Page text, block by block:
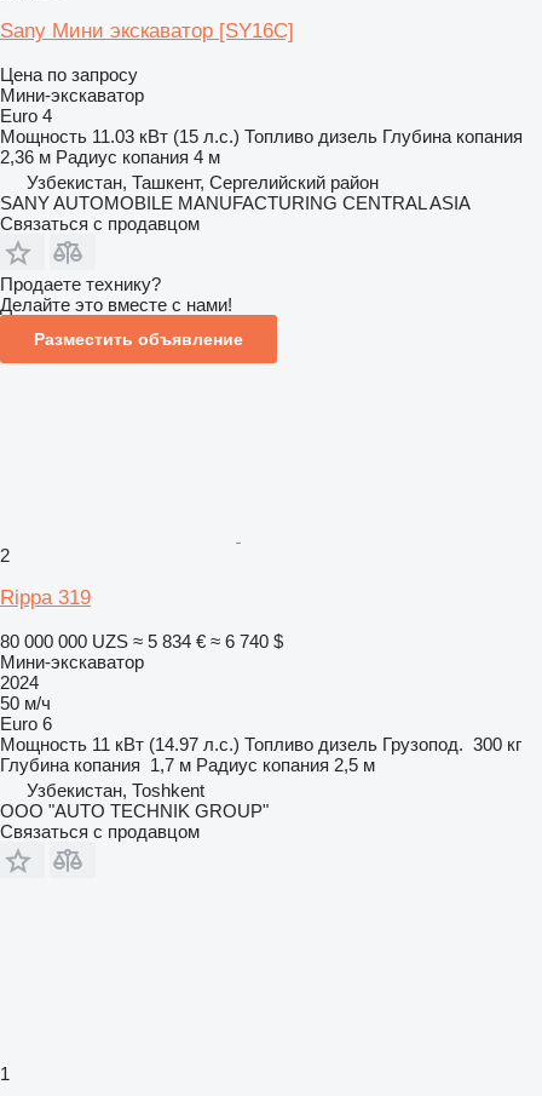
Sany Мини экскаватор [SY16C]
Цена по запросу
Мини-экскаватор
Euro 4
Мощность 11.03 кВт (15 л.с.) Топливо дизель Глубина копания
2,36 м Радиус копания 4 м
Узбекистан, Ташкент, Сергелийский район
SANY AUTOMOBILE MANUFACTURING CENTRAL ASIA
Связаться с продавцом
Продаете технику?
Делайте это вместе с нами!
Разместить объявление
2
Rippa 319
80 000 000 UZS ≈ 5 834 € ≈ 6 740 $
Мини-экскаватор
2024
50 м/ч
Euro 6
Мощность 11 кВт (14.97 л.с.) Топливо дизель Грузопод. 300 кг
Глубина копания 1,7 м Радиус копания 2,5 м
Узбекистан, Тоshkent
OOO "AUTO TECHNIK GROUP"
Связаться с продавцом
1